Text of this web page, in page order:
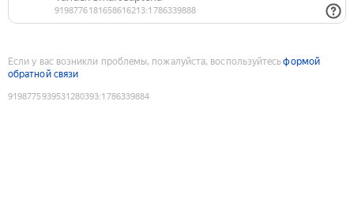
Если у вас возникли проблемы, пожалуйста, воспользуйтесьформой
обратной связи
9198775939531280393:1786339884